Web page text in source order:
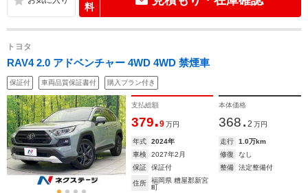
料
トヨタ
RAV4 2.0 アドベンチャー 4WD 4WD 禁煙車
保証付 車両品質保証書付 購入プラン付き
支払総額
379.9 万円
本体価格
368. 2 万円
年式 2024年 走行
1.0万km
車検
2027年2月 修復
なし
保証
保証付 整備 法定整備付
住所
福岡県 糟屋郡新宮
町